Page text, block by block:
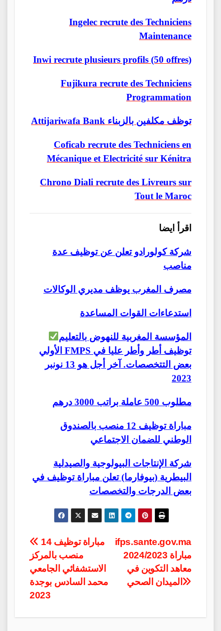
Ingelec recrute des Techniciens
Maintenance
Inwi recrute plusieurs profils (50 offres)
Fujikura recrute des Techniciens
Programmation
Attijariwafa Bank توظف مكلفين بالزبناء
Coficab recrute des Techniciens en
Mécanique et Electricité sur Kénitra
Chrono Diali recrute des Livreurs sur
Tout le Maroc
اقرأ ايضا
شركة كولورادو تعلن عن توظيف عدة
مناصب
مصرف المغرب يوظف مديري الوكالات
استدعاءات القوات المساعدة
المؤسسة المغربية للنهوض بالتعليم
الأولي FMPS توظيف أطر وأطر عليا في
بعض التتخصصات. آخر أجل هو 13 نونبر
2023
مطلوب 500 عاملة براتب 3000 درهم
مباراة توظيف 12 منصب بالصندوق
الوطني للضمان الاجتماعي
شركة الإنتاجات البيولوجية والصيدلية
البيطرية (بيوفارما) تعلن مباراة توظيف في
بعض الدرجات والتخصصات
Post
navigation
ifps.sante.gov.ma
2024/2023 مباراة
معاهد التكوين في
الميدان الصحي
منصب بالمركز
الاستشفائي الجامعي
محمد السادس بوجدة
2023